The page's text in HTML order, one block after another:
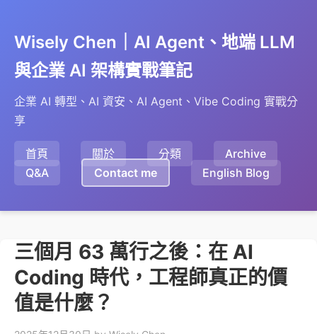
Wisely Chen｜AI Agent、地端 LLM
與企業 AI 架構實戰筆記
企業 AI 轉型、AI 資安、AI Agent、Vibe Coding 實戰分
享
首頁 關於 分類
Archive
Q&A
Contact me English Blog
三個月 63 萬行之後：在 AI
Coding 時代，工程師真正的價
值是什麼？